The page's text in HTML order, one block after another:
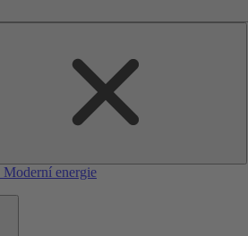
Moderní energie